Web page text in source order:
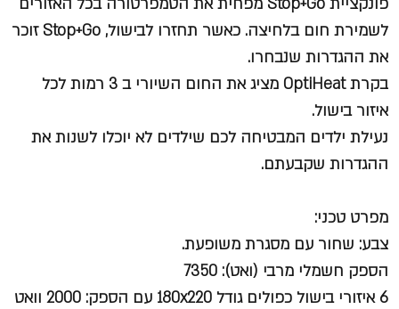
לשמירת חום בלחיצה. כאשר תחזרו לבישול, Stop+Go זוכר
את ההגדרות שנבחרו.
בקרת OptiHeat מציג את החום השיורי ב 3 רמות לכל
איזור בישול.
נעילת ילדים המבטיחה לכם שילדים לא יוכלו לשנות את
ההגדרות שקבעתם.
מפרט טכני:
צבע: שחור עם מסגרת משופעת.
הספק חשמלי מרבי (ואט): 7350
6 איזורי בישול כפולים גודל 180x220 עם הספק: 2000 וואט